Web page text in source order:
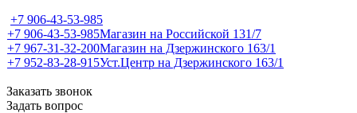
+7 906-43-53-985
+7 906-43-53-985Магазин на Российской 131/7
+7 967-31-32-200Магазин на Дзержинского 163/1
+7 952-83-28-915Уст.Центр на Дзержинского 163/1
Заказать звонок
Задать вопрос